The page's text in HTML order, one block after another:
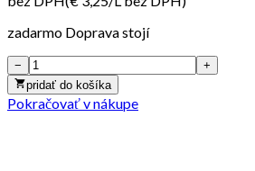
zadarmo Doprava stojí
−
+
pridať do košíka
Pokračovať v nákupe